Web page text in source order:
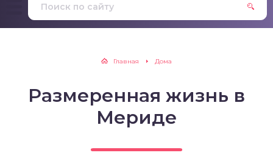
Главная Дома
Размеренная жизнь в
Мериде